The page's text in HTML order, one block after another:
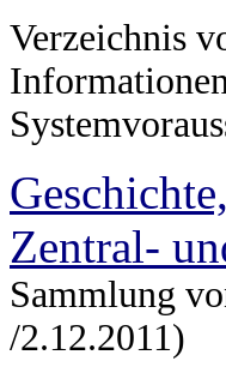
Verzeichnis
Zentral-
Sammlung
/2.12.2011)